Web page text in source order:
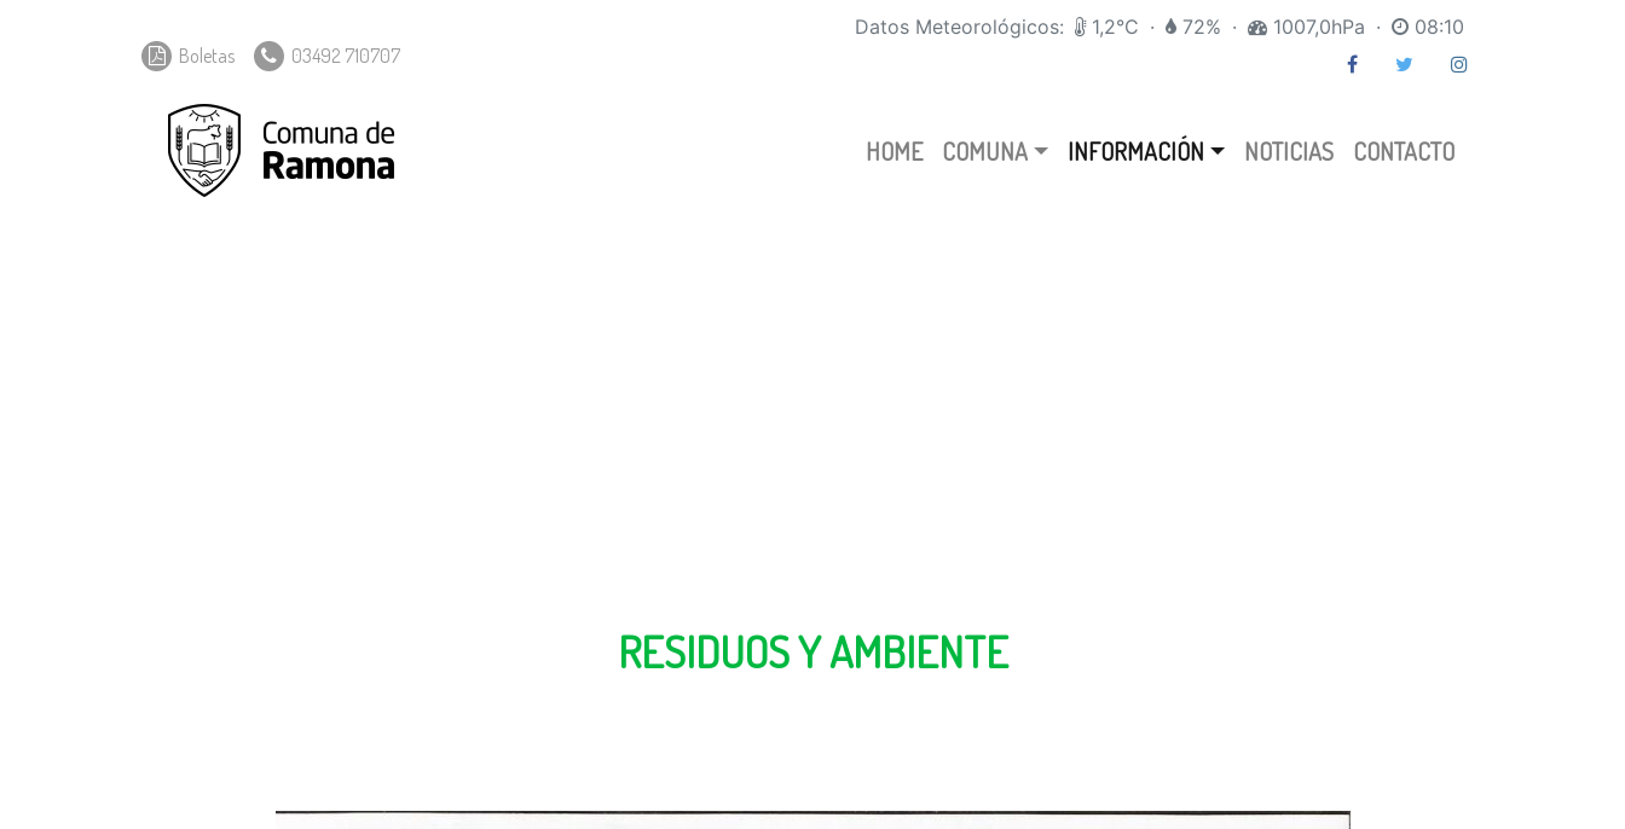
Datos Meteorológicos: 1,2°C · 72% · 1007,0hPa ·
08:10
Boletas
03492 710707
HOME COMUNA INFORMACIÓN NOTICIAS CONTACTO
RESIDUOS Y AMBIENTE